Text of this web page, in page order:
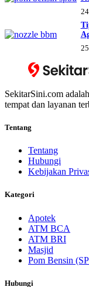
SekitarSini.com
tempat dan layanan
Tentang
Tentang
Hubungi
Kebijakan
Kategori
Apotek
ATM BCA
ATM BRI
Masjid
Pom Bensin
Hubungi